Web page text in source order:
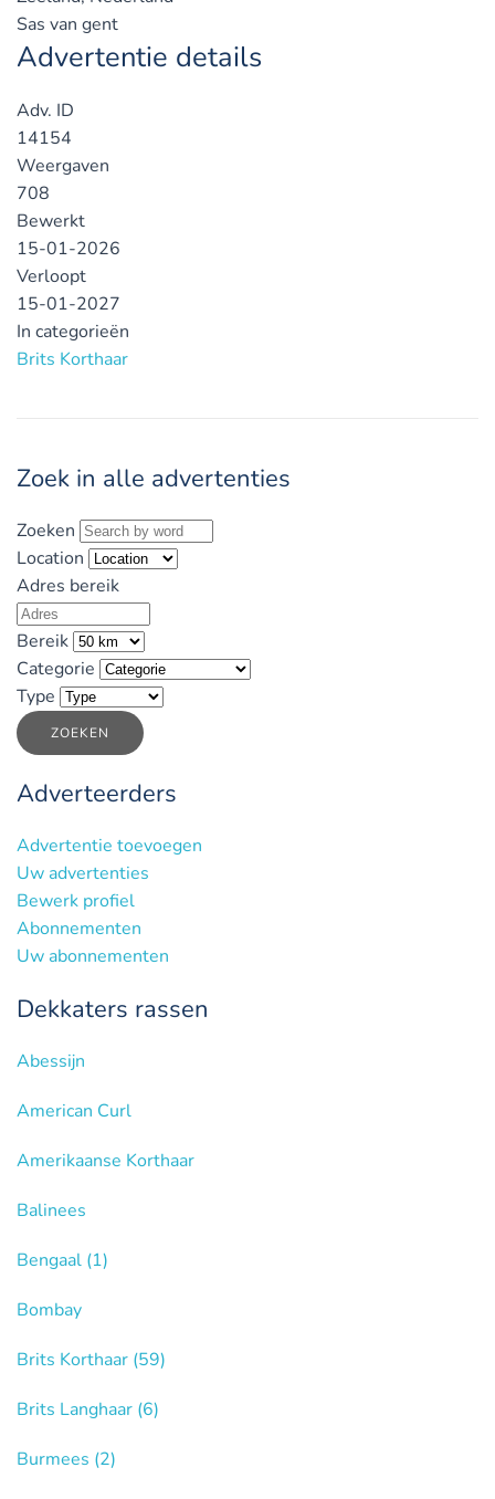
Sas van gent
Advertentie details
Adv. ID
14154
Weergaven
708
Bewerkt
15-01-2026
Verloopt
15-01-2027
In categorieën
Brits Korthaar
Zoek in alle advertenties
Zoeken
Location
Adres bereik
Bereik
Categorie
Type
ZOEKEN
Adverteerders
Advertentie toevoegen
Uw advertenties
Bewerk profiel
Abonnementen
Uw abonnementen
Dekkaters rassen
Abessijn
American Curl
Amerikaanse Korthaar
Balinees
Bengaal (1)
Bombay
Brits Korthaar (59)
Brits Langhaar (6)
Burmees (2)